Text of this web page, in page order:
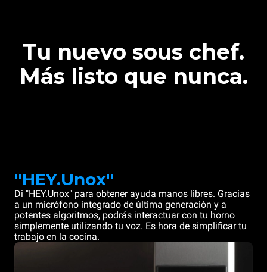
Tu nuevo sous chef.
Más listo que nunca.
"HEY.Unox"
Di "HEY.Unox" para obtener ayuda manos libres. Gracias
a un micrófono integrado de última generación y a
potentes algoritmos, podrás interactuar con tu horno
simplemente utilizando tu voz. Es hora de simplificar tu
trabajo en la cocina.